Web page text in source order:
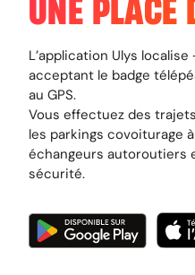
UNE PLACE
L’application Ulys
acceptant le badge
au GPS.
Vous effectuez des
les parkings covoiturage
échangeurs autoroutiers
sécurité.